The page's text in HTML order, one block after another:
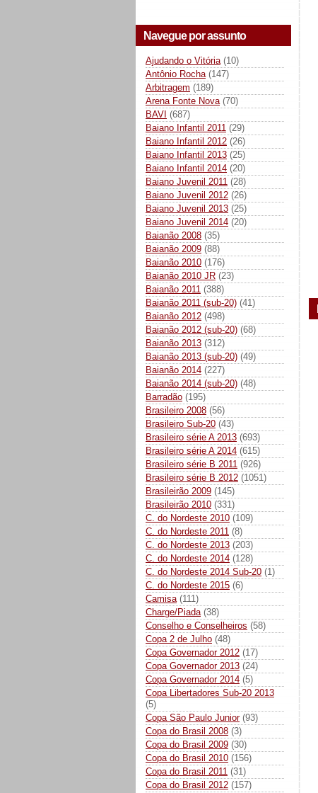
Navegue por assunto
Ajudando o Vitória (10)
Antônio Rocha (147)
Arbitragem (189)
Arena Fonte Nova (70)
BAVI (687)
Baiano Infantil 2011 (29)
Baiano Infantil 2012 (26)
Baiano Infantil 2013 (25)
Baiano Infantil 2014 (20)
Baiano Juvenil 2011 (28)
Baiano Juvenil 2012 (26)
Baiano Juvenil 2013 (25)
Baiano Juvenil 2014 (20)
Baianão 2008 (35)
Baianão 2009 (88)
Baianão 2010 (176)
Baianão 2010 JR (23)
Baianão 2011 (388)
Baianão 2011 (sub-20) (41)
Baianão 2012 (498)
Baianão 2012 (sub-20) (68)
Baianão 2013 (312)
Baianão 2013 (sub-20) (49)
Baianão 2014 (227)
Baianão 2014 (sub-20) (48)
Barradão (195)
Brasileiro 2008 (56)
Brasileiro Sub-20 (43)
Brasileiro série A 2013 (693)
Brasileiro série A 2014 (615)
Brasileiro série B 2011 (926)
Brasileiro série B 2012 (1051)
Brasileirão 2009 (145)
Brasileirão 2010 (331)
C. do Nordeste 2010 (109)
C. do Nordeste 2011 (8)
C. do Nordeste 2013 (203)
C. do Nordeste 2014 (128)
C. do Nordeste 2014 Sub-20 (1)
C. do Nordeste 2015 (6)
Camisa (111)
Charge/Piada (38)
Conselho e Conselheiros (58)
Copa 2 de Julho (48)
Copa Governador 2012 (17)
Copa Governador 2013 (24)
Copa Governador 2014 (5)
Copa Libertadores Sub-20 2013
(5)
Copa São Paulo Junior (93)
Copa do Brasil 2008 (3)
Copa do Brasil 2009 (30)
Copa do Brasil 2010 (156)
Copa do Brasil 2011 (31)
Copa do Brasil 2012 (157)